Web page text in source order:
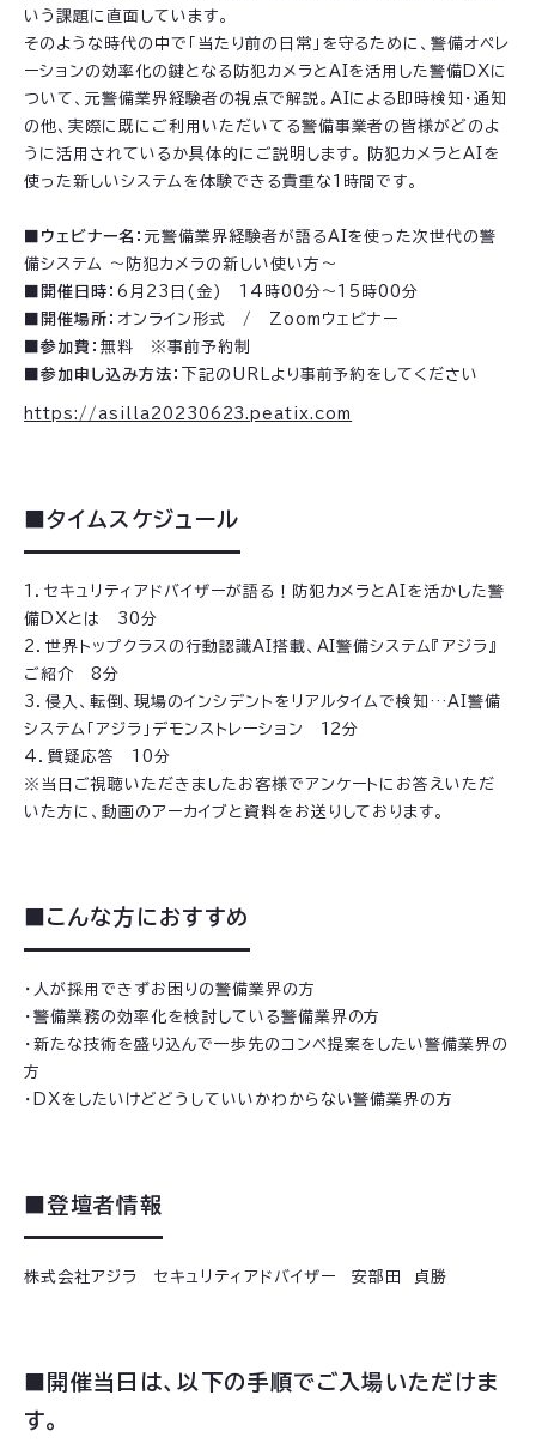
いう課題に直面しています。
そのような時代の中で「当たり前の日常」を守るために、警備オペレ
ーションの効率化の鍵となる防犯カメラとAIを活用した警備DXに
ついて、元警備業界経験者の視点で解説。AIによる即時検知・通知
の他、実際に既にご利用いただいてる警備事業者の皆様がどのよ
うに活用されているか具体的にご説明します。 防犯カメラとAIを
使った新しいシステムを体験できる貴重な1時間です。
■ウェビナー名： 元警備業界経験者が語るAIを使った次世代の警
備システム ～防犯カメラの新しい使い方～
■開催日時： 6月23日(金) 14時00分～15時00分
■開催場所： オンライン形式 / Zoomウェビナー
■参加費： 無料 ※事前予約制
■参加申し込み方法：
下記のURLより事前予約をしてください
https://asilla20230623.peatix.com
■タイムスケジュール
1．セキュリティアドバイザーが語る！防犯カメラとAIを活かした警
備DXとは 30分
2．世界トップクラスの行動認識AI搭載、AI警備システム『アジラ』
ご紹介 8分
3．侵入、転倒、現場のインシデントをリアルタイムで検知…AI警備
システム「アジラ」デモンストレーション 12分
4．質疑応答 10分
※当日ご視聴いただきましたお客様でアンケートにお答えいただ
いた方に、動画のアーカイブと資料をお送りしております。
■こんな方におすすめ
・人が採用できずお困りの警備業界の方
・警備業務の効率化を検討している警備業界の方
・新たな技術を盛り込んで一歩先のコンペ提案をしたい警備業界の
方
・DXをしたいけどどうしていいかわからない警備業界の方
■登壇者情報
株式会社アジラ セキュリティアドバイザー 安部田 貞勝
■開催当日は、以下の手順でご入場いただけま
す。